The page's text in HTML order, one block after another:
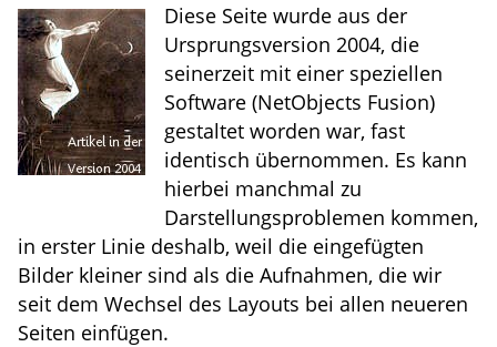
Diese Seite wurde aus der
Ursprungsversion 2004, die
seinerzeit mit einer speziellen
Software (NetObjects Fusion)
gestaltet worden war, fast
identisch übernommen. Es kann
hierbei manchmal zu
Darstellungsproblemen kommen,
in erster Linie deshalb, weil die eingefügten
Bilder kleiner sind als die Aufnahmen, die wir
seit dem Wechsel des Layouts bei allen neueren
Seiten einfügen.